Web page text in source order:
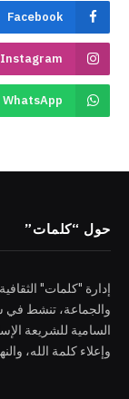
Facebook
Instagram
WhatsApp
حول “كلمات”
إدارة "كلمات"
والجماعة، تنشط في
السامية للشريعة
وإعلاء كلمة الله،